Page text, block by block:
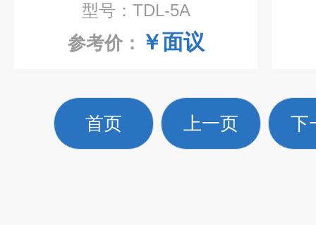
型号：TDL-5A
参考价： ￥面议
首页 上一页 下